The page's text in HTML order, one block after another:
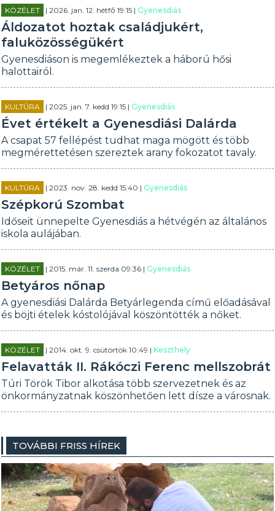
KÖZÉLET | 2026. jan. 12. hétfő 19:15 |Gyenesdiás
Áldozatot hoztak családjukért,
faluközösségükért
Gyenesdiáson is megemlékeztek a háború hősi
halottairól.
KULTÚRA | 2025. jan. 7. kedd 19:15 |Gyenesdiás
Évet értékelt a Gyenesdiási Dalárda
A csapat 57 fellépést tudhat maga mögött és több
megmérettetésen szereztek arany fokozatot tavaly.
KULTÚRA | 2023. nov. 28. kedd 15:40 |Gyenesdiás
Szépkorú Szombat
Időseit ünnepelte Gyenesdiás a hétvégén az általános
iskola aulájában.
KÖZÉLET | 2015. már. 11. szerda 09:36 |Gyenesdiás
Betyáros nőnap
A gyenesdiási Dalárda Betyárlegenda című előadásával
és böjti ételek kóstolójával köszöntötték a nőket.
KÖZÉLET | 2014. okt. 9. csütörtök 10:49 |Keszthely
Felavatták II. Rákóczi Ferenc mellszobrát
Túri Török Tibor alkotása több szervezetnek és az
önkormányzatnak köszönhetően lett dísze a városnak.
TOVÁBBI FRISS HÍREK